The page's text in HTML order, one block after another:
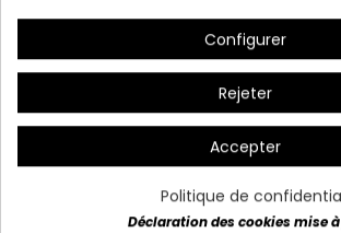
Matériel: acrylique et métal
LED 53W PW LED
3000k-6000k
MANDATE INCLUDED
Configurer
Rejeter
Accepter
Politique de
Déclaration des cookies mise